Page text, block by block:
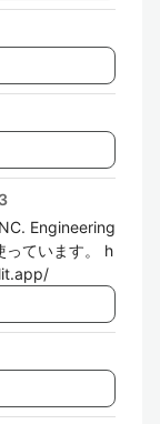
Engineering
っています。 h